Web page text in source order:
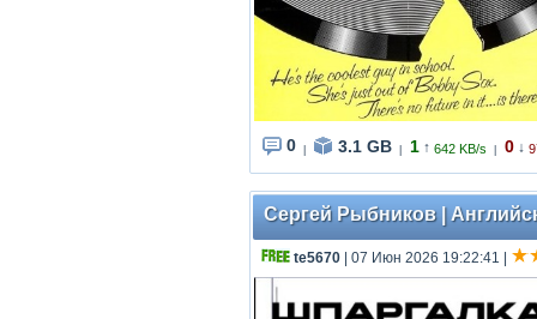
0 3.1 GB 1 ↑ 642 KB/s 0 ↓
Сергей Рыбников |
te5670 | 07 Июн 2026 19:22:41